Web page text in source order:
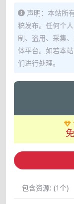
声明：本站所
稿发布。任何个
制、盗用、采集
体平台。如若本
们进行处理。
包含资源: (1个)